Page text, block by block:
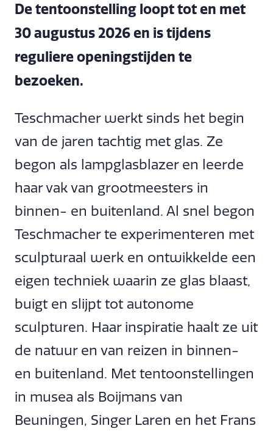
De tentoonstelling loopt tot en met
30 augustus 2026 en is tijdens
reguliere openingstijden te
bezoeken.
Teschmacher werkt sinds het begin
van de jaren tachtig met glas. Ze
begon als lampglasblazer en leerde
haar vak van grootmeesters in
binnen- en buitenland. Al snel begon
Teschmacher te experimenteren met
sculpturaal werk en ontwikkelde een
eigen techniek waarin ze glas blaast,
buigt en slijpt tot autonome
sculpturen. Haar inspiratie haalt ze uit
de natuur en van reizen in binnen-
en buitenland. Met tentoonstellingen
in musea als Boijmans van
Beuningen, Singer Laren en het Frans